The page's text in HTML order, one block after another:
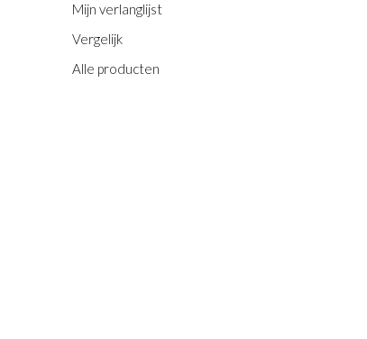
Mijn verlanglijst
Vergelijk
Alle producten